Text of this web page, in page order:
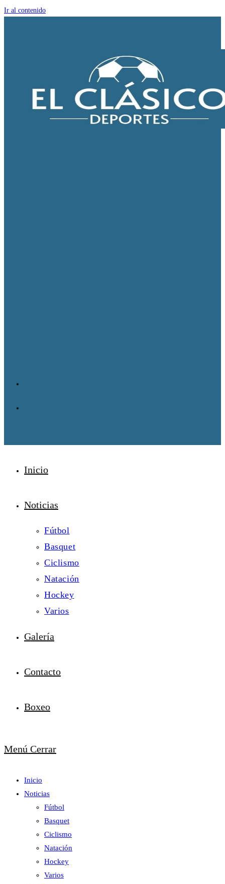
Ir al contenido
Inicio
Noticias
Fútbol
Basquet
Ciclismo
Natación
Hockey
Varios
Galería
Contacto
Boxeo
Menú Cerrar
Inicio
Noticias
Fútbol
Basquet
Ciclismo
Natación
Hockey
Varios